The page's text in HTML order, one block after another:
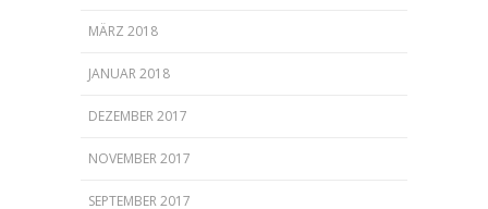
MÄRZ 2018
JANUAR 2018
DEZEMBER 2017
NOVEMBER 2017
SEPTEMBER 2017